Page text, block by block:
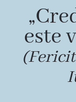
este